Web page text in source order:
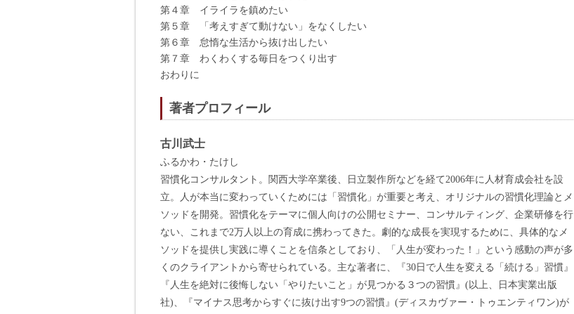
第４章 イライラを鎮めたい
第５章 「考えすぎて動けない」をなくしたい
第６章 怠惰な生活から抜け出したい
第７章 わくわくする毎日をつくり出す
おわりに
著者プロフィール
古川武士
ふるかわ・たけし
習慣化コンサルタント。関西大学卒業後、日立製作所などを経て2006年に人材育成会社を設
立。人が本当に変わっていくためには「習慣化」が重要と考え、オリジナルの習慣化理論とメ
ソッドを開発。習慣化をテーマに個人向けの公開セミナー、コンサルティング、企業研修を行
ない、これまで2万人以上の育成に携わってきた。劇的な成長を実現するために、具体的なメ
ソッドを提供し実践に導くことを信条としており、「人生が変わった！」という感動の声が多
くのクライアントから寄せられている。主な著者に、『30日で人生を変える「続ける」習慣』
『人生を絶対に後悔しない「やりたいこと」が見つかる３つの習慣』(以上、日本実業出版
社)、『マイナス思考からすぐに抜け出す9つの習慣』(ディスカヴァー・トゥエンティワン)が